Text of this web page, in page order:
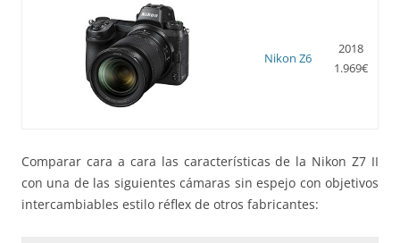
Nikon Z6
2018
1.969€
Comparar cara a cara las características de la Nikon Z7 II
con una de las siguientes cámaras sin espejo con objetivos
intercambiables estilo réflex de otros fabricantes: